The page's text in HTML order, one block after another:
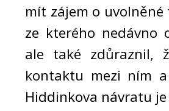
mít zájem o
ze kterého nedávno
ale také zdůraznil,
kontaktu mezi ním
Hiddinkova návratu